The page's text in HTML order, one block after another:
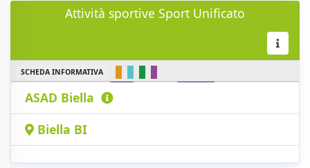
Attività sportive Sport Unificato
SCHEDA INFORMATIVA
ASAD Biella
Biella BI